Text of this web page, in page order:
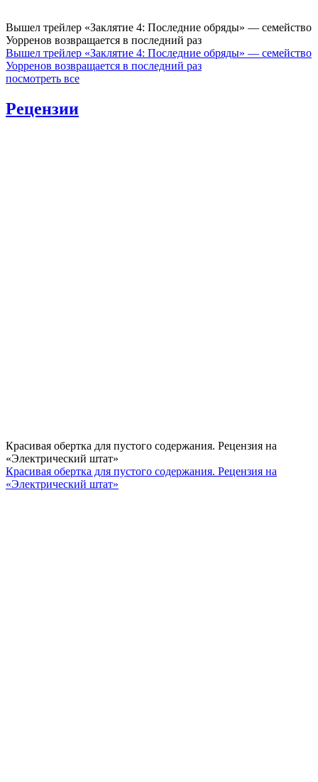
Вышел трейлер «Заклятие 4: Последние обряды» — семейство
Уорренов возвращается в последний раз
Вышел трейлер «Заклятие 4: Последние обряды» — семейство
Уорренов возвращается в последний раз
посмотреть все
Рецензии
Красивая обертка для пустого содержания. Рецензия на
«Электрический штат»
Красивая обертка для пустого содержания. Рецензия на
«Электрический штат»